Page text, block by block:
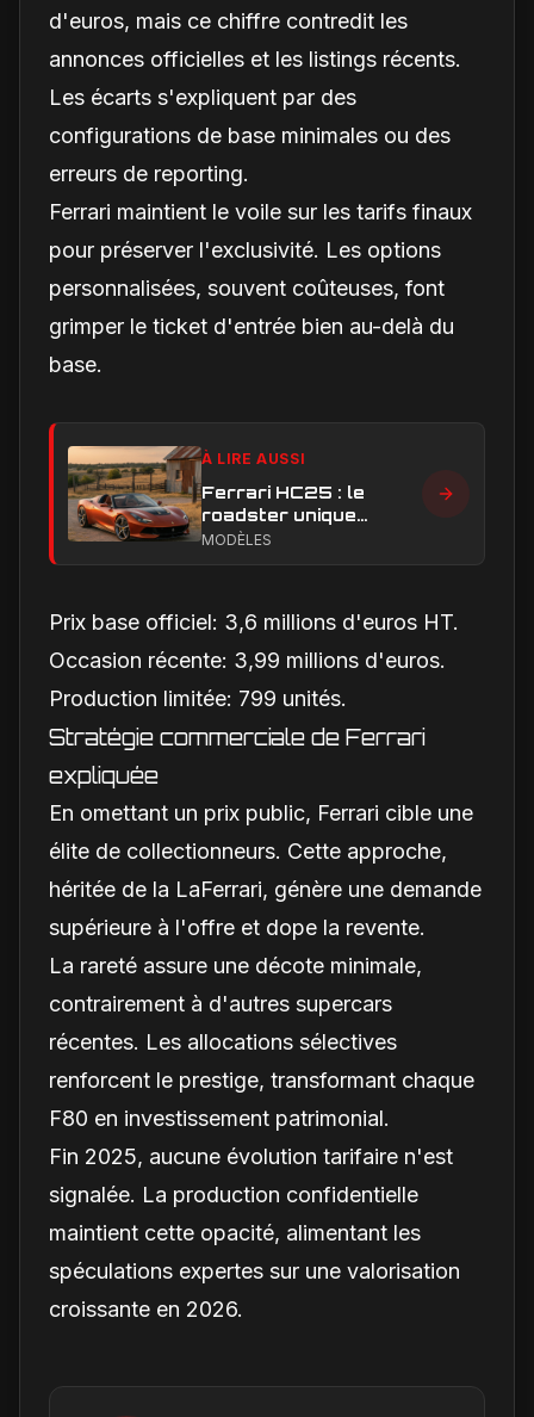
d'euros, mais ce chiffre contredit les
annonces officielles et les listings récents.
Les écarts s'expliquent par des
configurations de base minimales ou des
erreurs de reporting.
Ferrari maintient le voile sur les tarifs finaux
pour préserver l'exclusivité. Les options
personnalisées, souvent coûteuses, font
grimper le ticket d'entrée bien au-delà du
base.
À LIRE AUSSI
Ferrari HC25 : le
roadster unique
dévoilé au Texas,
MODÈLES
Prix base officiel: 3,6 millions d'euros HT.
Occasion récente: 3,99 millions d'euros.
Production limitée: 799 unités.
Stratégie commerciale de Ferrari
expliquée
En omettant un prix public, Ferrari cible une
élite de collectionneurs. Cette approche,
héritée de la LaFerrari, génère une demande
supérieure à l'offre et dope la revente.
La rareté assure une décote minimale,
contrairement à d'autres supercars
récentes. Les allocations sélectives
renforcent le prestige, transformant chaque
F80 en investissement patrimonial.
Fin 2025, aucune évolution tarifaire n'est
signalée. La production confidentielle
maintient cette opacité, alimentant les
spéculations expertes sur une valorisation
croissante en 2026.